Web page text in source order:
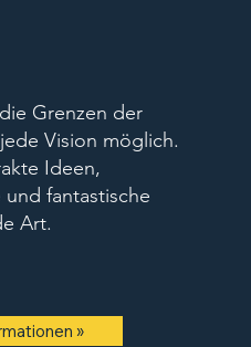
Grenzen der
Vision möglich.
Ideen,
und fantastische
Art.
»